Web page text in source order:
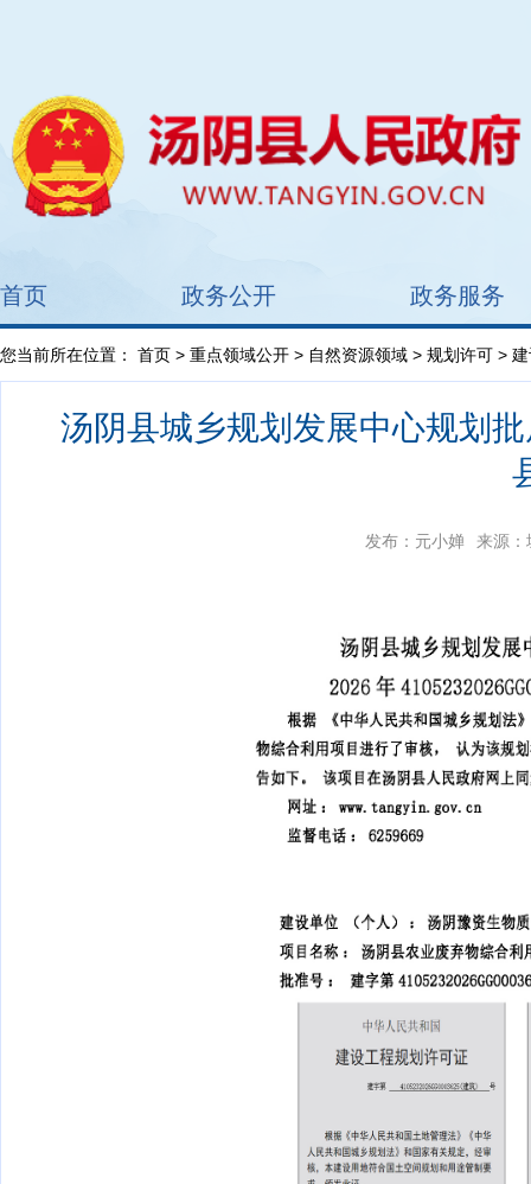
首页 政务公开 政务服务
您当前所在位置： 首页 > 重点领域公开 > 自然资源领域 > 规划许可 >
汤阴县城乡规划发展中心规划
发布：元小婵 来源